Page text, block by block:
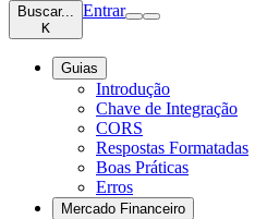
Buscar...
K
Entrar
Guias
Introdução
Chave de Integração
CORS
Respostas Formatadas
Boas Práticas
Erros
Mercado Financeiro